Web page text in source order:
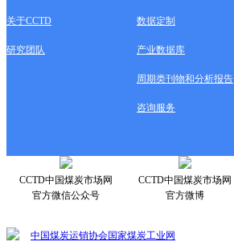
关于CCTD 数据定制
研究团队 产业数据库
周期类刊物和分析报告
咨询服务
CCTD中国煤炭市场网
官方微信公众号
CCTD中国煤炭市场网
官方微博
中国煤炭运销协会国家煤炭工业网